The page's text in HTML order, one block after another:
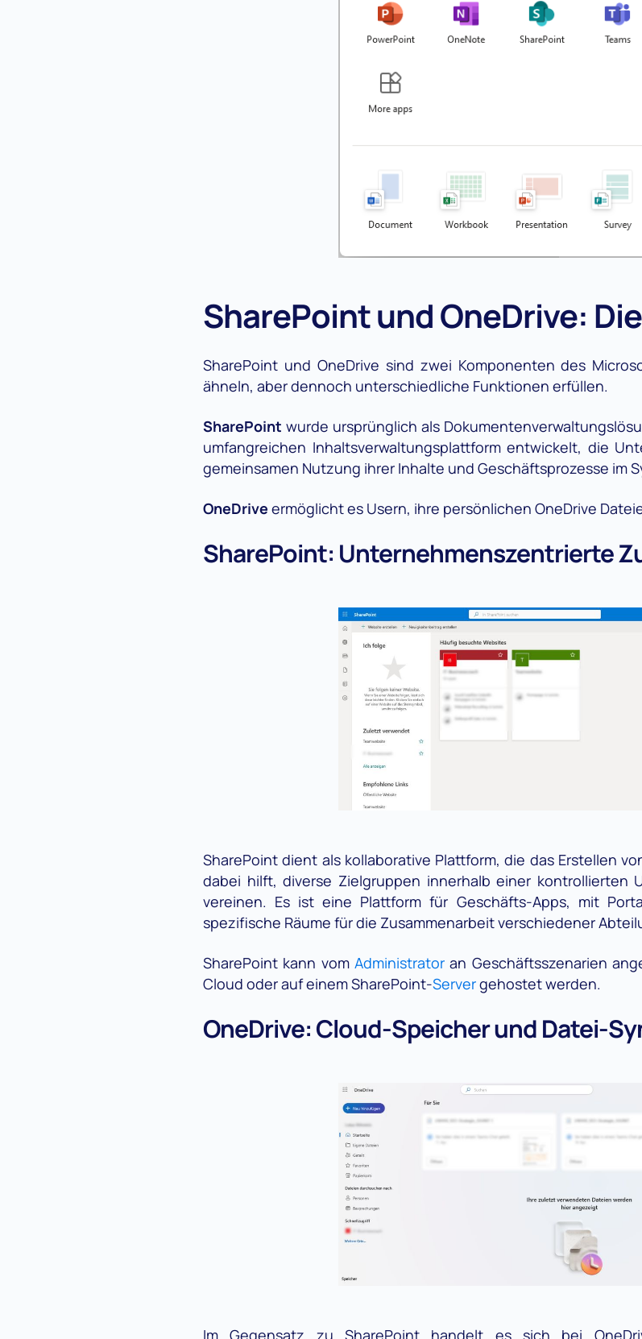
SharePoint und OneDrive:
SharePoint und OneDrive sind zwei Komponenten des
ähneln, aber dennoch unterschiedliche Funktionen erfüllen.
SharePoint wurde ursprünglich als
umfangreichen Inhaltsverwaltungsplattform entwickelt, die
gemeinsamen Nutzung ihrer Inhalte und Geschäftsprozesse im
OneDrive ermöglicht es Usern, ihre persönlichen OneDrive
SharePoint: Unternehmenszentrierte
SharePoint dient als kollaborative Plattform, die das Erstellen
dabei hilft, diverse Zielgruppen innerhalb einer kontrollierten
vereinen. Es ist eine Plattform für Geschäfts-Apps, mit
spezifische Räume für die Zusammenarbeit verschiedener
SharePoint kann vom Administratoran Geschäftsszenarien
Cloud oder auf einem SharePoint-Servergehostet werden.
OneDrive: Cloud-Speicher und Datei-
Im Gegensatz zu SharePoint handelt es sich bei